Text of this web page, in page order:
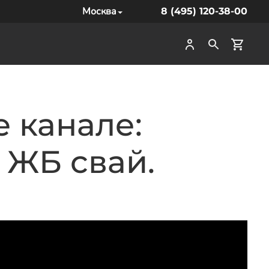
Москва 8 (495) 120-38-00
канале:
ЖБ свай.